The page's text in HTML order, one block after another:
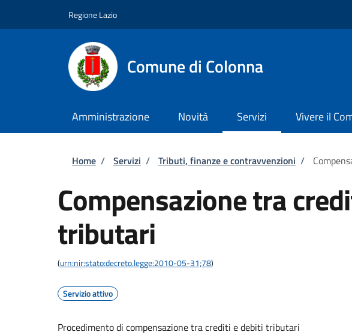
Regione Lazio
Comune di Colonna
Amministrazione Novità Servizi Vivere il
Briciole di pane
Home / Servizi / Tributi, finanze e contravvenzioni /
Compensazione tra
tributari
(urn:nir:stato:decreto.legge:2010-05-31;78)
Servizio attivo
Procedimento di compensazione tra crediti e debiti tributari